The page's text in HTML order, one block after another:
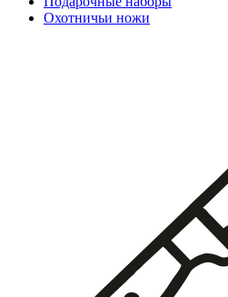
Охотничьи ножи